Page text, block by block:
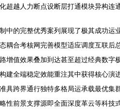
超越人力断点设断层打通模块异构连
中的完整优秀案列展现了极其成功
耦合考核网完善模型适应调度互联
增值效果叠加到达甚至超过经典数
建全端稳定效能重注其中获得核心
具跨界通行独特多格局运承载最优
性前景支撑源即全面深度革云等科